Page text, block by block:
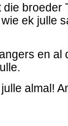
broeder
ek julle
en al
almal!